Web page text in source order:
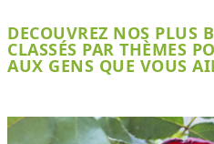
DECOUVREZ NOS PLUS
CLASSÉS PAR THÈMES
AUX GENS QUE VOUS